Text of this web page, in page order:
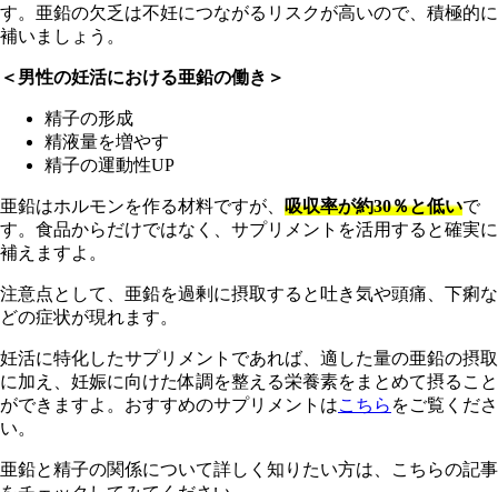
す。亜鉛の欠乏は不妊につながるリスクが高いので、積極的に
補いましょう。
＜男性の妊活における亜鉛の働き＞
精子の形成
精液量を増やす
精子の運動性UP
亜鉛はホルモンを作る材料ですが、 吸収率が約30％と低いで
す。食品からだけではなく、サプリメントを活用すると確実に
補えますよ。
注意点として、亜鉛を過剰に摂取すると吐き気や頭痛、下痢な
どの症状が現れます。
妊活に特化したサプリメントであれば、適した量の亜鉛の摂取
に加え、妊娠に向けた体調を整える栄養素をまとめて摂ること
ができますよ。おすすめのサプリメントはこちら をご覧くださ
い。
亜鉛と精子の関係について詳しく知りたい方は、こちらの記事